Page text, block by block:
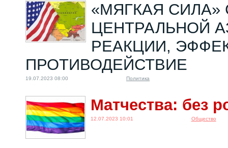
«МЯГКАЯ СИЛА»
ЦЕНТРАЛЬНОЙ
РЕАКЦИИ,
ПРОТИВОДЕЙСТВИЕ
19.07.2023 08:00 Политика
Матчества: без
12.07.2023 10:01 Общество